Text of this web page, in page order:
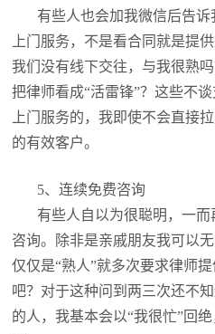
有些人也会加我微信后告
上门服务，不是看合同就是提
我们没有线下交往，与我很熟
把律师看成“活雷锋”？这些不
上门服务的，我即使不会直接
的有效客户。
5、连续免费咨询
有些人自以为很聪明，一
咨询。除非是亲戚朋友我可以
仅仅是“熟人”就多次要求律师
吧？对于这种问到两三次还不
的人，我基本会以“我很忙”回